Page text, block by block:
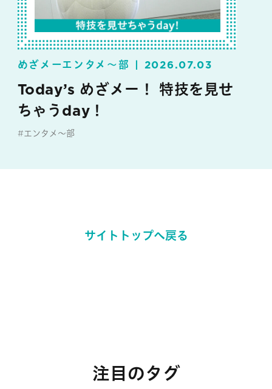
めざメーエンタメ～部 2026.07.03
Today’s めざメー！ 特技を見せ
ちゃうday！
#エンタメ～部
サイトトップへ戻る
注目のタグ